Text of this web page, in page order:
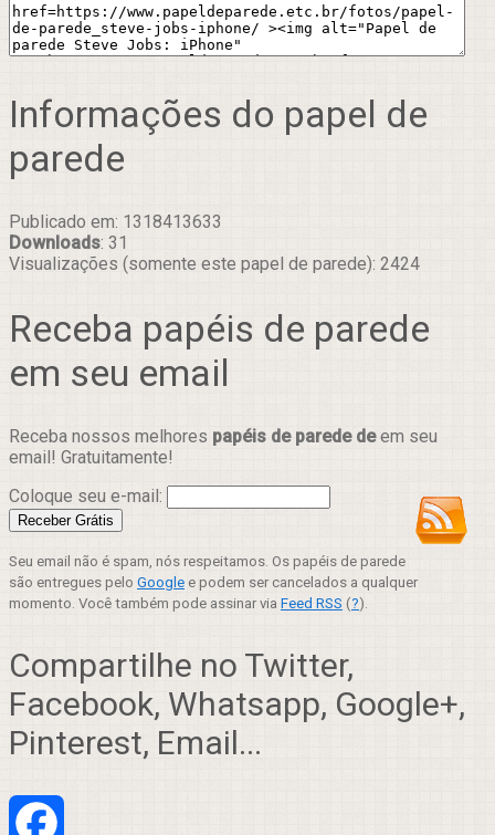
Informações do papel de
parede
Publicado em: 1318413633
Downloads: 31
Visualizações (somente este papel de parede): 2424
Receba papéis de parede
em seu email
Receba nossos melhores papéis de parede deem seu
email! Gratuitamente!
Coloque seu e-mail:
Seu email não é spam, nós respeitamos. Os papéis de parede
são entregues pelo Google e podem ser cancelados a qualquer
momento. Você também pode assinar via Feed RSS (?).
Compartilhe no Twitter,
Facebook, Whatsapp, Google+,
Pinterest, Email...